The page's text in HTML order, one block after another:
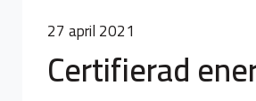
27 april 2021
Certifierad